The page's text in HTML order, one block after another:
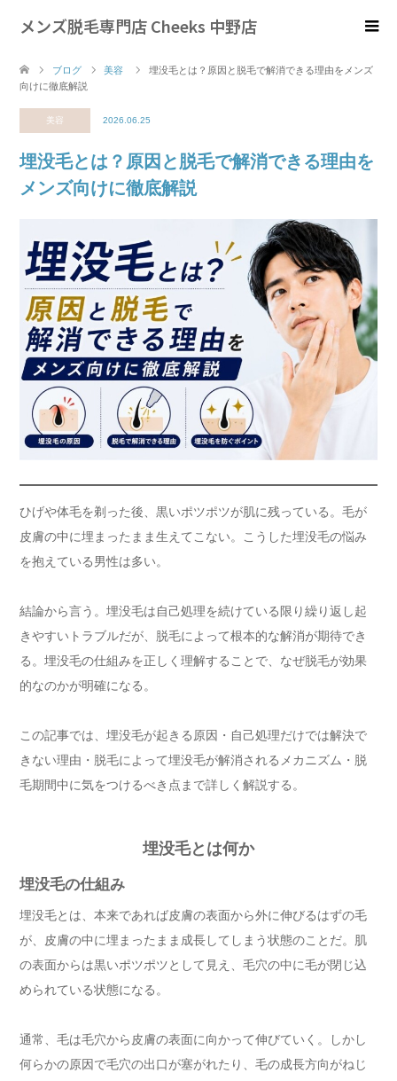
メンズ脱毛専門店 Cheeks 中野店
ブログ 美容
埋没毛とは？原因と脱毛で解消できる理由をメンズ
向けに徹底解説
美容 2026.06.25
埋没毛とは？原因と脱毛で解消できる理由を
メンズ向けに徹底解説
ひげや体毛を剃った後、黒いポツポツが肌に残っている。毛が
皮膚の中に埋まったまま生えてこない。こうした埋没毛の悩み
を抱えている男性は多い。
結論から言う。埋没毛は自己処理を続けている限り繰り返し起
きやすいトラブルだが、脱毛によって根本的な解消が期待でき
る。埋没毛の仕組みを正しく理解することで、なぜ脱毛が効果
的なのかが明確になる。
この記事では、埋没毛が起きる原因・自己処理だけでは解決で
きない理由・脱毛によって埋没毛が解消されるメカニズム・脱
毛期間中に気をつけるべき点まで詳しく解説する。
埋没毛とは何か
埋没毛の仕組み
埋没毛とは、本来であれば皮膚の表面から外に伸びるはずの毛
が、皮膚の中に埋まったまま成長してしまう状態のことだ。肌
の表面からは黒いポツポツとして見え、毛穴の中に毛が閉じ込
められている状態になる。
通常、毛は毛穴から皮膚の表面に向かって伸びていく。しかし
何らかの原因で毛穴の出口が塞がれたり、毛の成長方向がねじ